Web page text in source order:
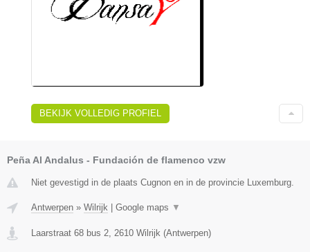
BEKIJK VOLLEDIG PROFIEL
Peña Al Andalus - Fundación de flamenco vzw
Niet gevestigd in de plaats Cugnon en in de provincie Luxemburg.
Antwerpen » Wilrijk | Google maps ▼
Laarstraat 68 bus 2 2610 Wilrijk (Antwerpen)